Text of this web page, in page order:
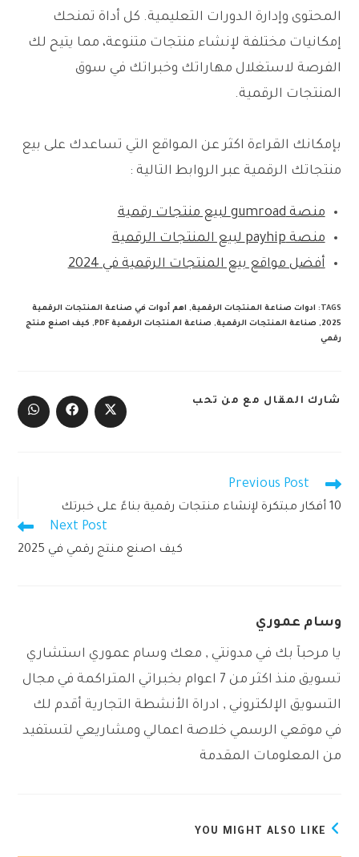
المحتوى وإدارة الدورات التعليمية. كل أداة تمنحك
إمكانيات مختلفة لإنشاء منتجات متنوعة، مما يتيح لك
الفرصة لاستغلال مهاراتك وخبراتك في سوق
المنتجات الرقمية.
بإمكانك القراءة اكثر عن المواقع التي تساعدك على بيع
منتجاتك الرقمية عبر الروابط التالية :
منصة gumroad لبيع منتجات رقمية
منصة payhip لبيع المنتجات الرقمية
أفضل مواقع بيع المنتجات الرقمية في 2024
TAGS
: ادوات صناعة المنتجات الرقمية, اهم أدوات في صناعة المنتجات الرقمية
2025
, صناعة المنتجات الرقمية, صناعة المنتجات الرقمية PDF , كيف اصنع منتج
رقمي
شارك المقال مع من تحبSHARE
Opens
in
Opens
in
Opens
in
Read
more
articles
Previous Post
10 أفكار مبتكرة لإنشاء منتجات رقمية بناءً على خبرتك
Next Post
كيف اصنع منتج رقمي في 2025
وسام عموري
يا مرحبآ بك في مدونتي , معك وسام عموري استشاري
تسويق منذ اكثر من 7 اعوام بخبراتي المتراكمة في مجال
التسويق الإلكتروني , ادراة الأنشطة التجارية أقدم لك
في موقعي الرسمي خلاصة اعمالي ومشاريعي لتستفيد
من المعلومات المقدمة
YOU MIGHT ALSO LIKE